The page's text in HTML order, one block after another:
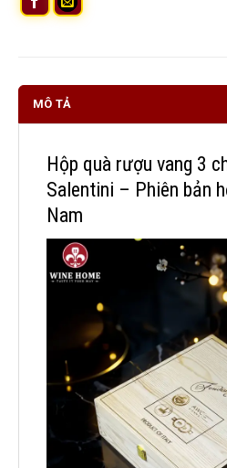
MÔ TẢ
Hộp quà rượu vang 3
Salentini – Phiên bản
Nam